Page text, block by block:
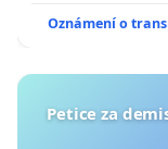
Oznámení o
Petice za